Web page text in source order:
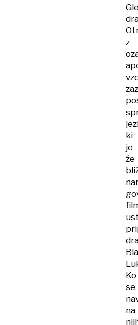
z
ki
je
že
Ko
se
na